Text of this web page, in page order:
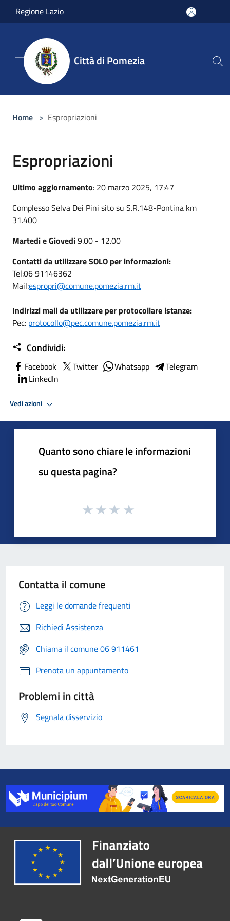
Salta al contenuto principale
Regione Lazio
Città di Pomezia
Home > Espropriazioni
Espropriazioni
Ultimo aggiornamento: 20 marzo 2025, 17:47
Complesso Selva Dei Pini sito su S.R.148-Pontina km
31.400
Martedi e Giovedi9.00 - 12.00
Contatti da utilizzare SOLO per informazioni:
Tel:06 91146362
Mail:espropri@comune.pomezia.rm.it
Indirizzi mail da utilizzare per protocollare istanze:
Pec: protocollo@pec.comune.pomezia.rm.it
Condividi:
Facebook Twitter Whatsapp
Telegram
LinkedIn
Vedi azioni
Quanto sono chiare le informazioni
su questa pagina?
Contatta il comune
Leggi le domande frequenti
Richiedi Assistenza
Chiama il comune 06 911461
Prenota un appuntamento
Problemi in città
Segnala disservizio